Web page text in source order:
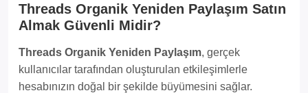
Threads Organik Yeniden Paylaşım Satın
Almak Güvenli Midir?
Threads Organik Yeniden Paylaşım, gerçek
kullanıcılar tarafından oluşturulan etkileşimlerle
hesabınızın doğal bir şekilde büyümesini sağlar.